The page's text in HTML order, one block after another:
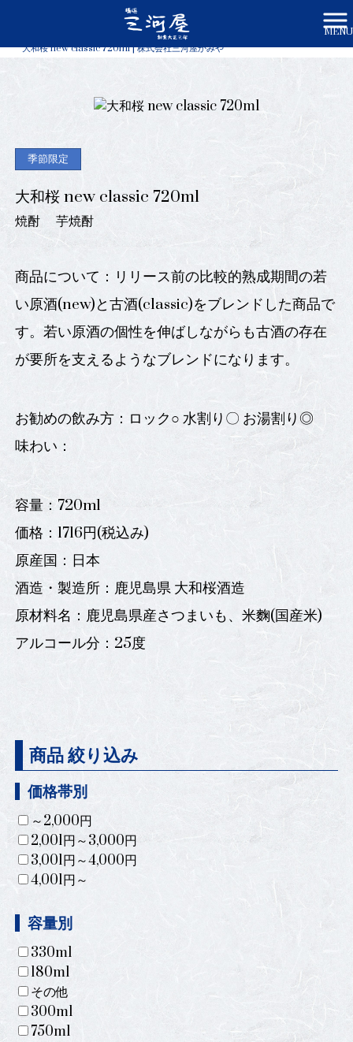
MENU
商品一覧
大和桜 new classic 720ml | 株式会社三河屋かみや
季節限定
大和桜 new classic 720ml
焼酎 芋焼酎
商品について：リリース前の比較的熟成期間の若
い原酒(new)と古酒(classic)をブレンドした商品で
す。若い原酒の個性を伸ばしながらも古酒の存在
が要所を支えるようなブレンドになります。
お勧めの飲み方：ロック○ 水割り〇 お湯割り◎
味わい：
容量：720ml
価格：1716円(税込み)
原産国：日本
酒造・製造所：鹿児島県 大和桜酒造
原材料名：鹿児島県産さつまいも、米麴(国産米)
アルコール分：25度
商品 絞り込み
価格帯別
～2,000円
2,001円～3,000円
3,001円～4,000円
4,001円～
容量別
330ml
180ml
その他
300ml
750ml